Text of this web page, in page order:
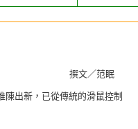
撰文／范眠
出新，已從傳統的滑鼠控制